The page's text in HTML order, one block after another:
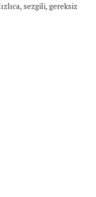
sezgili, gereksiz